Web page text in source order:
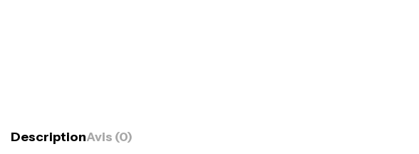
DescriptionAvis (0)